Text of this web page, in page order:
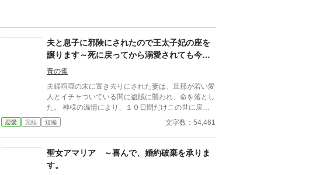
夫と息子に邪険にされたので王太子妃の座を
譲ります～死に戻ってから溺愛されても今更
遅い
青の雀
夫婦喧嘩の末に置き去りにされた妻は、旦那が若い愛
人とイチャついている間に盗賊に襲われ、命を落とし
た。 神様の温情により、１０日間だけこの世に戻っ
た妻と護衛の騎士は、その１０日間の間に心残りを処
分する。それは、娘の行く末と……もし、来世がある
ということ。 もう二度と夫と出会いたくない彼女
は、彼女を蔑ろにしてきた息子とも縁を切ることを決
意する。 生まれかわった妻は、新しい人生を強く生
恋愛 完結 短編 文字数：54,461
聖女アマリア ～喜んで、婚約破棄を承りま
す。